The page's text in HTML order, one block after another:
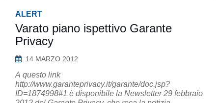
ALERT
Varato piano ispettivo Garante
Privacy
14 MARZO 2012
A questo link
http://www.garanteprivacy.it/garante/doc.jsp?
ID=1874998#1 è disponibile la Newsletter 29 febbraio